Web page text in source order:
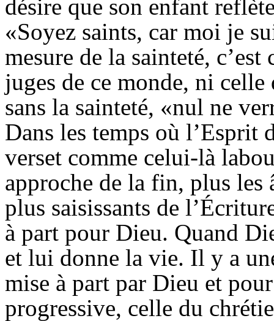
désire que son enfant
«Soyez saints, car moi je
mesure de la sainteté,
juges de ce monde, ni celle
sans la sainteté, «nul ne
Dans les temps où
verset comme celui-là
approche de la fin, plus les
plus saisissants de
à part pour Dieu. Quand
et lui donne la vie. Il y a
mise à part par Dieu et
progressive, celle du